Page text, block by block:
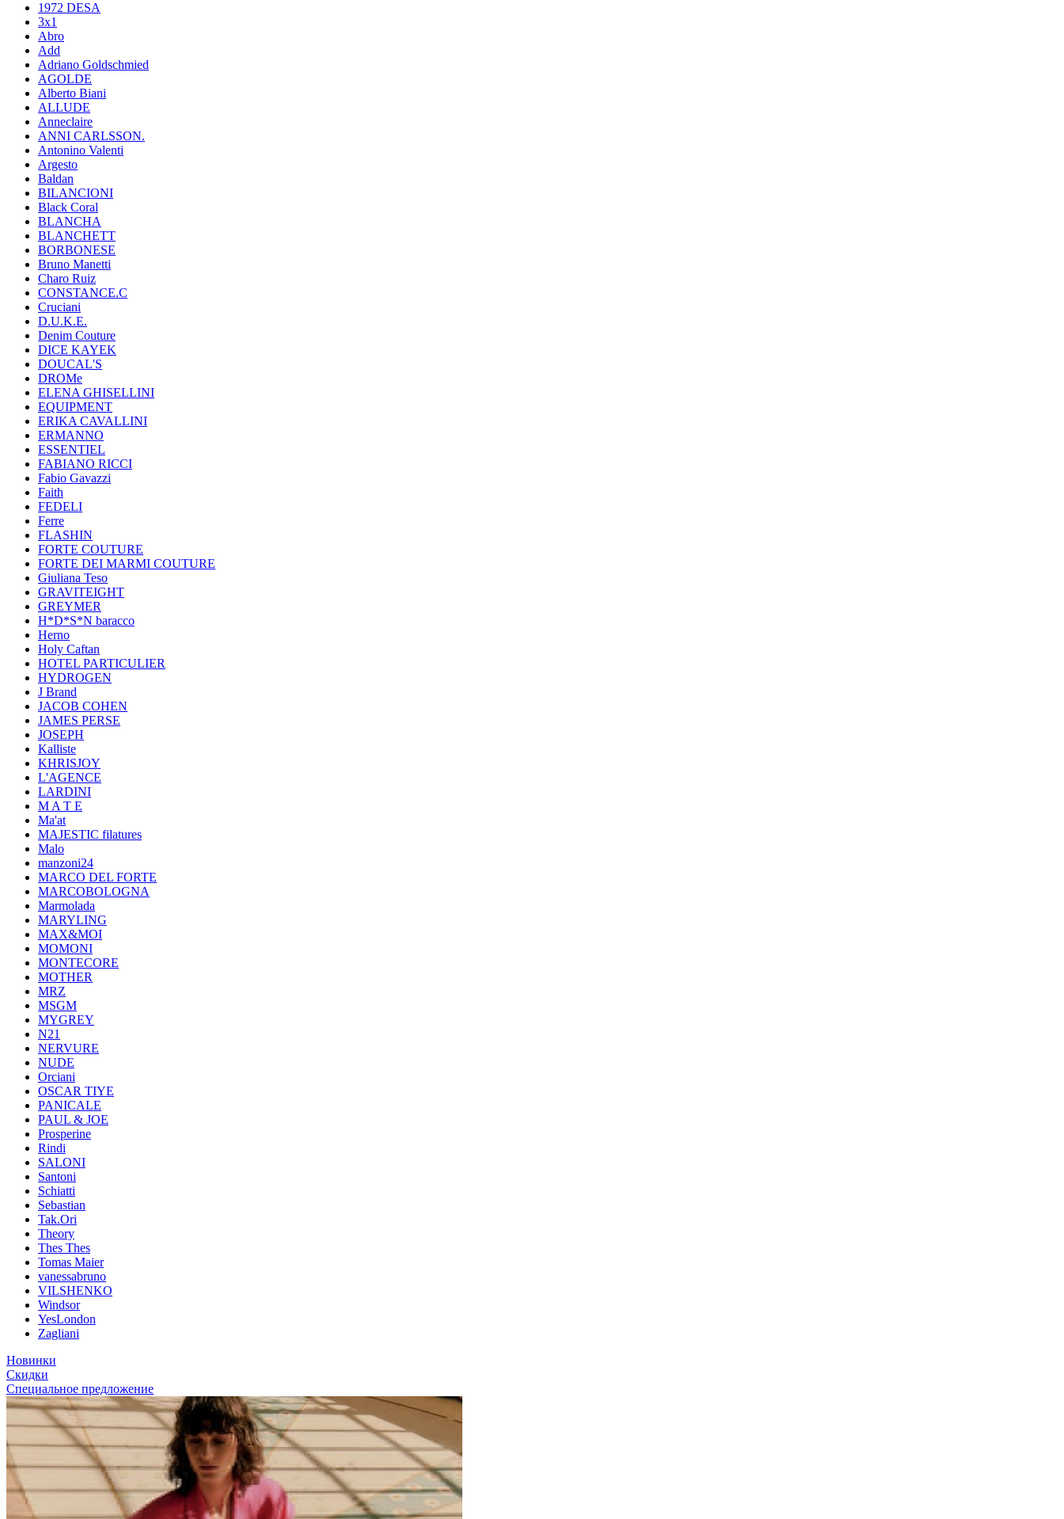
1972 DESA
3x1
Abro
Add
Adriano Goldschmied
AGOLDE
Alberto Biani
ALLUDE
Anneclaire
ANNI CARLSSON.
Antonino Valenti
Argesto
Baldan
BILANCIONI
Black Coral
BLANCHA
BLANCHETT
BORBONESE
Bruno Manetti
Charo Ruiz
CONSTANCE.C
Cruciani
D.U.K.E.
Denim Couture
DICE KAYEK
DOUCAL'S
DROMe
ELENA GHISELLINI
EQUIPMENT
ERIKA CAVALLINI
ERMANNO
ESSENTIEL
FABIANO RICCI
Fabio Gavazzi
Faith
FEDELI
Ferre
FLASHIN
FORTE COUTURE
FORTE DEI MARMI COUTURE
Giuliana Teso
GRAVITEIGHT
GREYMER
H*D*S*N baracco
Herno
Holy Caftan
HOTEL PARTICULIER
HYDROGEN
J Brand
JACOB COHEN
JAMES PERSE
JOSEPH
Kalliste
KHRISJOY
L'AGENCE
LARDINI
M A T E
Ma'at
MAJESTIC filatures
Malo
manzoni24
MARCO DEL FORTE
MARCOBOLOGNA
Marmolada
MARYLING
MAX&MOI
MOMONI
MONTECORE
MOTHER
MRZ
MSGM
MYGREY
N21
NERVURE
NUDE
Orciani
OSCAR TIYE
PANICALE
PAUL & JOE
Prosperine
Rindi
SALONI
Santoni
Schiatti
Sebastian
Tak.Ori
Theory
Thes Thes
Tomas Maier
vanessabruno
VILSHENKO
Windsor
YesLondon
Zagliani
Новинки
Скидки
Специальное предложение